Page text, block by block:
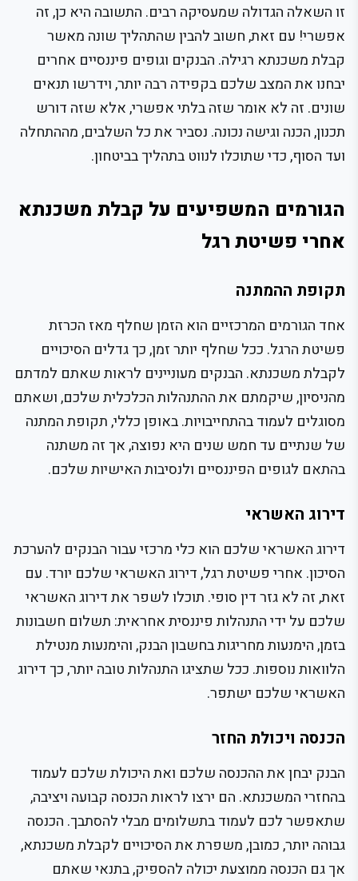
זו השאלה הגדולה שמעסיקה רבים. התשובה היא כן, זה
אפשרי! עם זאת, חשוב להבין שהתהליך שונה מאשר
קבלת משכנתא רגילה. הבנקים וגופים פיננסיים אחרים
יבחנו את המצב שלכם בקפידה רבה יותר, וידרשו תנאים
שונים. זה לא אומר שזה בלתי אפשרי, אלא שזה דורש
תכנון, הכנה וגישה נכונה. נסביר את כל השלבים, מההתחלה
ועד הסוף, כדי שתוכלו לנווט בתהליך בביטחון.
הגורמים המשפיעים על קבלת משכנתא
אחרי פשיטת רגל
תקופת ההמתנה
אחד הגורמים המרכזיים הוא הזמן שחלף מאז הכרזת
פשיטת הרגל. ככל שחלף יותר זמן, כך גדלים הסיכויים
לקבלת משכנתא. הבנקים מעוניינים לראות שאתם למדתם
מהניסיון, שיקמתם את ההתנהלות הכלכלית שלכם, ושאתם
מסוגלים לעמוד בהתחייבויות. באופן כללי, תקופת המתנה
של שנתיים עד חמש שנים היא נפוצה, אך זה משתנה
בהתאם לגופים הפיננסיים ולנסיבות האישיות שלכם.
דירוג האשראי
דירוג האשראי שלכם הוא כלי מרכזי עבור הבנקים להערכת
הסיכון. אחרי פשיטת רגל, דירוג האשראי שלכם יורד. עם
זאת, זה לא גזר דין סופי. תוכלו לשפר את דירוג האשראי
שלכם על ידי התנהלות פיננסית אחראית: תשלום חשבונות
בזמן, הימנעות מחריגות בחשבון הבנק, והימנעות מנטילת
הלוואות נוספות. ככל שתציגו התנהלות טובה יותר, כך דירוג
האשראי שלכם ישתפר.
הכנסה ויכולת החזר
הבנק יבחן את ההכנסה שלכם ואת היכולת שלכם לעמוד
בהחזרי המשכנתא. הם ירצו לראות הכנסה קבועה ויציבה,
שתאפשר לכם לעמוד בתשלומים מבלי להסתבך. הכנסה
גבוהה יותר, כמובן, משפרת את הסיכויים לקבלת משכנתא,
אך גם הכנסה ממוצעת יכולה להספיק, בתנאי שאתם